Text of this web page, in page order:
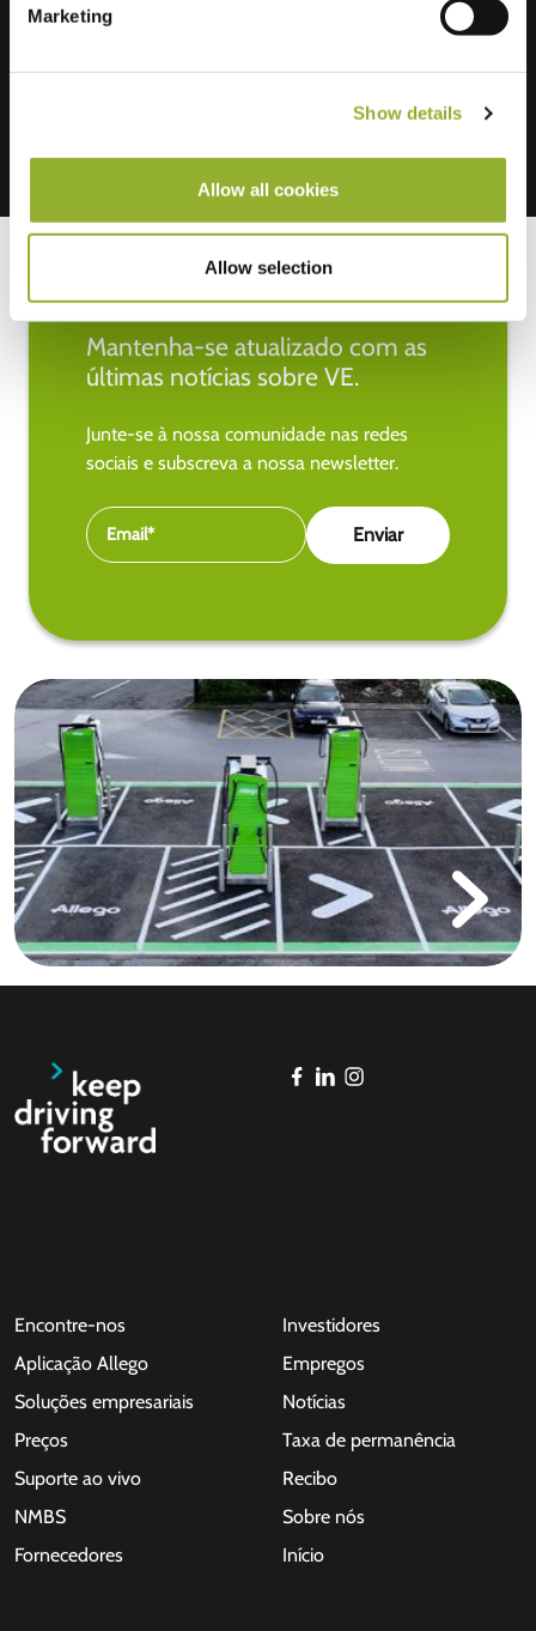
Marketing
Show details
Allow all cookies
Allow selection
Mantenha-se atualizado com as
últimas notícias sobre VE.
Junte-se à nossa comunidade nas redes
sociais e subscreva a nossa newsletter.
Encontre-nos
Aplicação Allego
Soluções empresariais
Preços
Suporte ao vivo
NMBS
Fornecedores
Investidores
Empregos
Notícias
Taxa de permanência
Recibo
Sobre nós
Início